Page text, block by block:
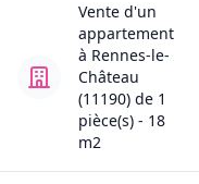
Vente d'un
appartement
à Rennes-le-
Château
(11190) de 1
pièce(s) - 18
m2